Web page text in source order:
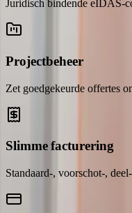
Juridisch bindende eIDAS-
Projectbeheer
Zet goedgekeurde offertes
Slimme facturering
Standaard-, voorschot-,